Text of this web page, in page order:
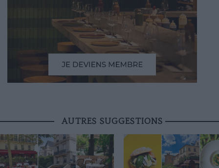
AUTRES SUGGESTIONS